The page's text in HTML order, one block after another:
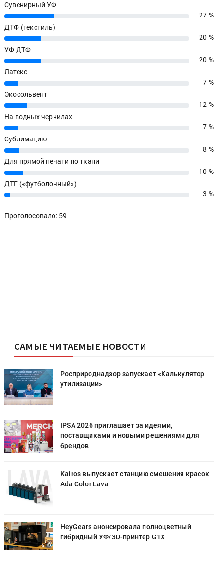
Сувенирный УФ
27%
27 %
ДТФ (текстиль)
20%
20 %
УФ ДТФ
20%
20 %
Латекс
7%
7 %
Экосольвент
12%
12 %
На водных чернилах
7%
7 %
Сублимацию
8%
8 %
Для прямой печати по ткани
10%
10 %
ДТГ («футболочный»)
3% 3 %
Проголосовало: 59
САМЫЕ ЧИТАЕМЫЕ НОВОСТИ
Росприроднадзор запускает «Калькулятор
утилизации»
IPSA 2026 приглашает за идеями,
поставщиками и новыми решениями для
брендов
Kairos выпускает станцию смешения красок
Ada Color Lava
HeyGears анонсировала полноцветный
гибридный УФ/3D-принтер G1X